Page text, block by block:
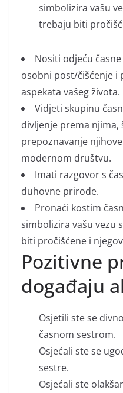
simbolizira vašu
trebaju biti
Nositi odjeću
osobni post/čišćenje i
aspekata vašeg života.
Vidjeti skupinu
divljenje prema njima,
prepoznavanje
modernom društvu.
Imati razgovor s
duhovne prirode.
Pronaći kostim
simbolizira vašu vezu
biti pročišćene i
Pozitivne
događaju
Osjetili ste se
časnom sestrom.
Osjećali ste se
sestre.
Osjećali ste